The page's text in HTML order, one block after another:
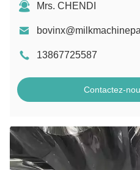
Mrs. CHENDI
13867725587
Contactez-